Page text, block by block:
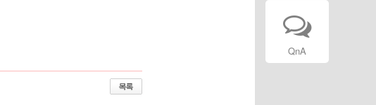
QnA